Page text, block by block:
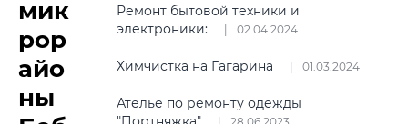
мик
рор
айо
ны
Ремонт бытовой техники и
электроники:
02.04.2024
Химчистка на Гагарина 01.03.2024
Ателье по ремонту одежды